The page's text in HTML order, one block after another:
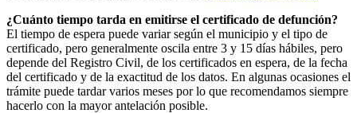
¿Cuánto tiempo tarda en emitirse el certificado de defunción?
El tiempo de espera puede variar según el municipio y el tipo de
certificado, pero generalmente oscila entre 3 y 15 días hábiles, pero
depende del Registro Civil, de los certificados en espera, de la fecha
del certificado y de la exactitud de los datos. En algunas ocasiones el
trámite puede tardar varios meses por lo que recomendamos siempre
hacerlo con la mayor antelación posible.